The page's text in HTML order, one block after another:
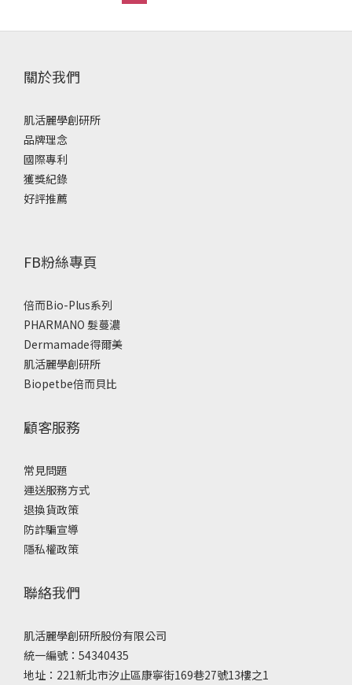
關於我們
肌活麗學創研所
品牌理念
國際專利
獲獎紀錄
好評推薦
FB粉絲專頁
倍而Bio-Plus系列
PHARMANO 髮蔓濃
Dermamade得爾美
肌活麗學創研所
Biopetbe倍而貝比
顧客服務
常見問題
運送服務方式
退換貨政策
防詐騙宣導
隱私權政策
聯絡我們
肌活麗學創研所股份有限公司
統一編號：54340435
地址：221新北市汐止區康寧街169巷27號13樓之1